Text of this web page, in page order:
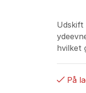
Udskift
hvilket
På